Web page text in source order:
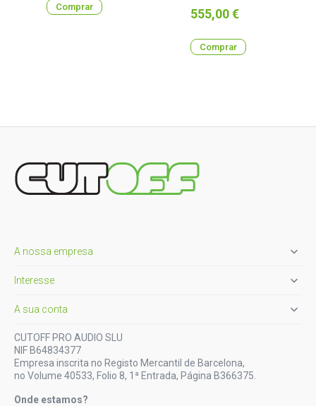
Comprar
Preço
555,00 €
Comprar
A nossa empresa 
Interesse 
A sua conta 
CUTOFF PRO AUDIO SLU
NIF B64834377
Empresa inscrita no Registo Mercantil de Barcelona,
no Volume 40533, Folio 8, 1ª Entrada, Página B366375.
Onde estamos?